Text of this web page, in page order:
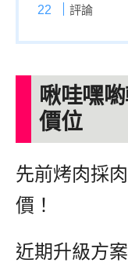
評論
啾哇嘿
價位
先前烤肉採
價！
近期升級方